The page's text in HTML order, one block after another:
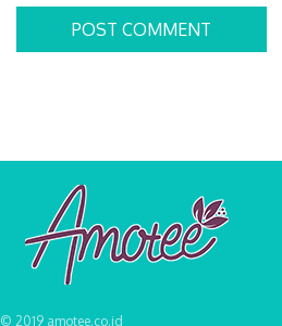
POST COMMENT
© 2019 amotee.co.id